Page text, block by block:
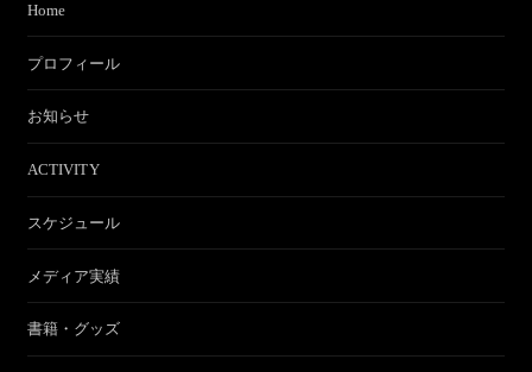
Home
プロフィール
お知らせ
ACTIVITY
スケジュール
メディア実績
書籍・グッズ